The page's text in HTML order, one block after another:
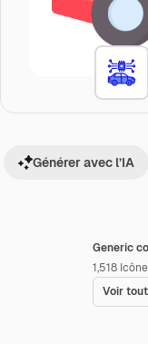
Generic
1,518
Voir
Générer avec l’IA